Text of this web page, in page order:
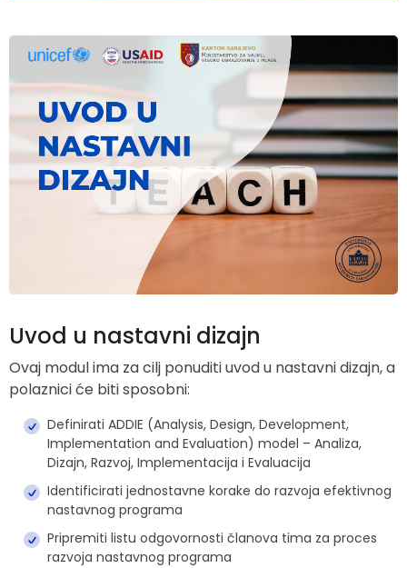
Uvod u nastavni dizajn
Ovaj modul ima za cilj ponuditi uvod u nastavni dizajn, a
polaznici će biti sposobni:
Definirati ADDIE (Analysis, Design, Development,
Implementation and Evaluation) model – Analiza,
Dizajn, Razvoj, Implementacija i Evaluacija
Identificirati jednostavne korake do razvoja efektivnog
nastavnog programa
Pripremiti listu odgovornosti članova tima za proces
razvoja nastavnog programa